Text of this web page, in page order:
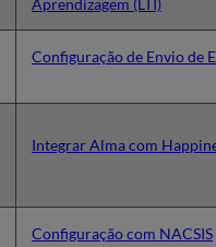
Aprendizagem (LTI)
Configuração de Envio de
Integrar Alma com
Configuração com NACSIS